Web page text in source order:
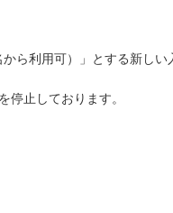
ら利用可）」とする新しい
停止しております。